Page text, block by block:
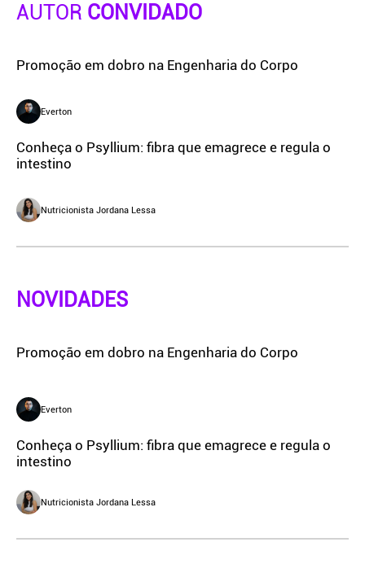
AUTOR CONVIDADO
Promoção em dobro na Engenharia do Corpo
Everton
Conheça o Psyllium: fibra que emagrece e regula o
intestino
Nutricionista Jordana Lessa
NOVIDADES
Promoção em dobro na Engenharia do Corpo
Everton
Conheça o Psyllium: fibra que emagrece e regula o
intestino
Nutricionista Jordana Lessa